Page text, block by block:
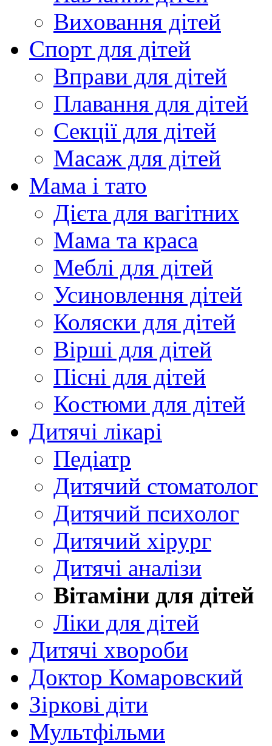
Виховання дітей
Спорт для дітей
Вправи для дітей
Плавання для дітей
Секції для дітей
Масаж для дітей
Мама і тато
Дієта для вагітних
Мама та краса
Меблі для дітей
Усиновлення дітей
Коляски для дітей
Вірші для дітей
Пісні для дітей
Костюми для дітей
Дитячі лікарі
Педіатр
Дитячий стоматолог
Дитячий психолог
Дитячий хірург
Дитячі аналізи
Вітаміни для дітей
Ліки для дітей
Дитячі хвороби
Доктор Комаровский
Зіркові діти
Мультфільми